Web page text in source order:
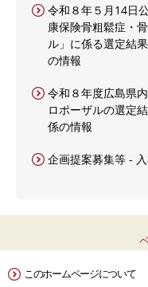
令和８年５月14日
康保険骨粗鬆症・
ル」に係る選定結
の情報
令和８年度広島県
ロポーザルの選定
係の情報
企画提案募集等 -
このホームページについて